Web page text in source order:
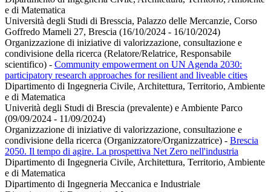
e di Matematica
Università degli Studi di Bresscia, Palazzo delle Mercanzie, Corso
Goffredo Mameli 27, Brescia (16/10/2024 - 16/10/2024)
Organizzazione di iniziative di valorizzazione, consultazione e
condivisione della ricerca (Relatore/Relatrice, Responsabile
scientifico) - Community empowerment on UN Agenda 2030:
participatory research approaches for resilient and liveable cities
Dipartimento di Ingegneria Civile, Architettura, Territorio, Ambiente
e di Matematica
Univerità degli Studi di Brescia (prevalente) e Ambiente Parco
(09/09/2024 - 11/09/2024)
Organizzazione di iniziative di valorizzazione, consultazione e
condivisione della ricerca (Organizzatore/Organizzatrice) - Brescia
2050. Il tempo di agire. La prospettiva Net Zero nell'industria
Dipartimento di Ingegneria Civile, Architettura, Territorio, Ambiente
e di Matematica
Dipartimento di Ingegneria Meccanica e Industriale